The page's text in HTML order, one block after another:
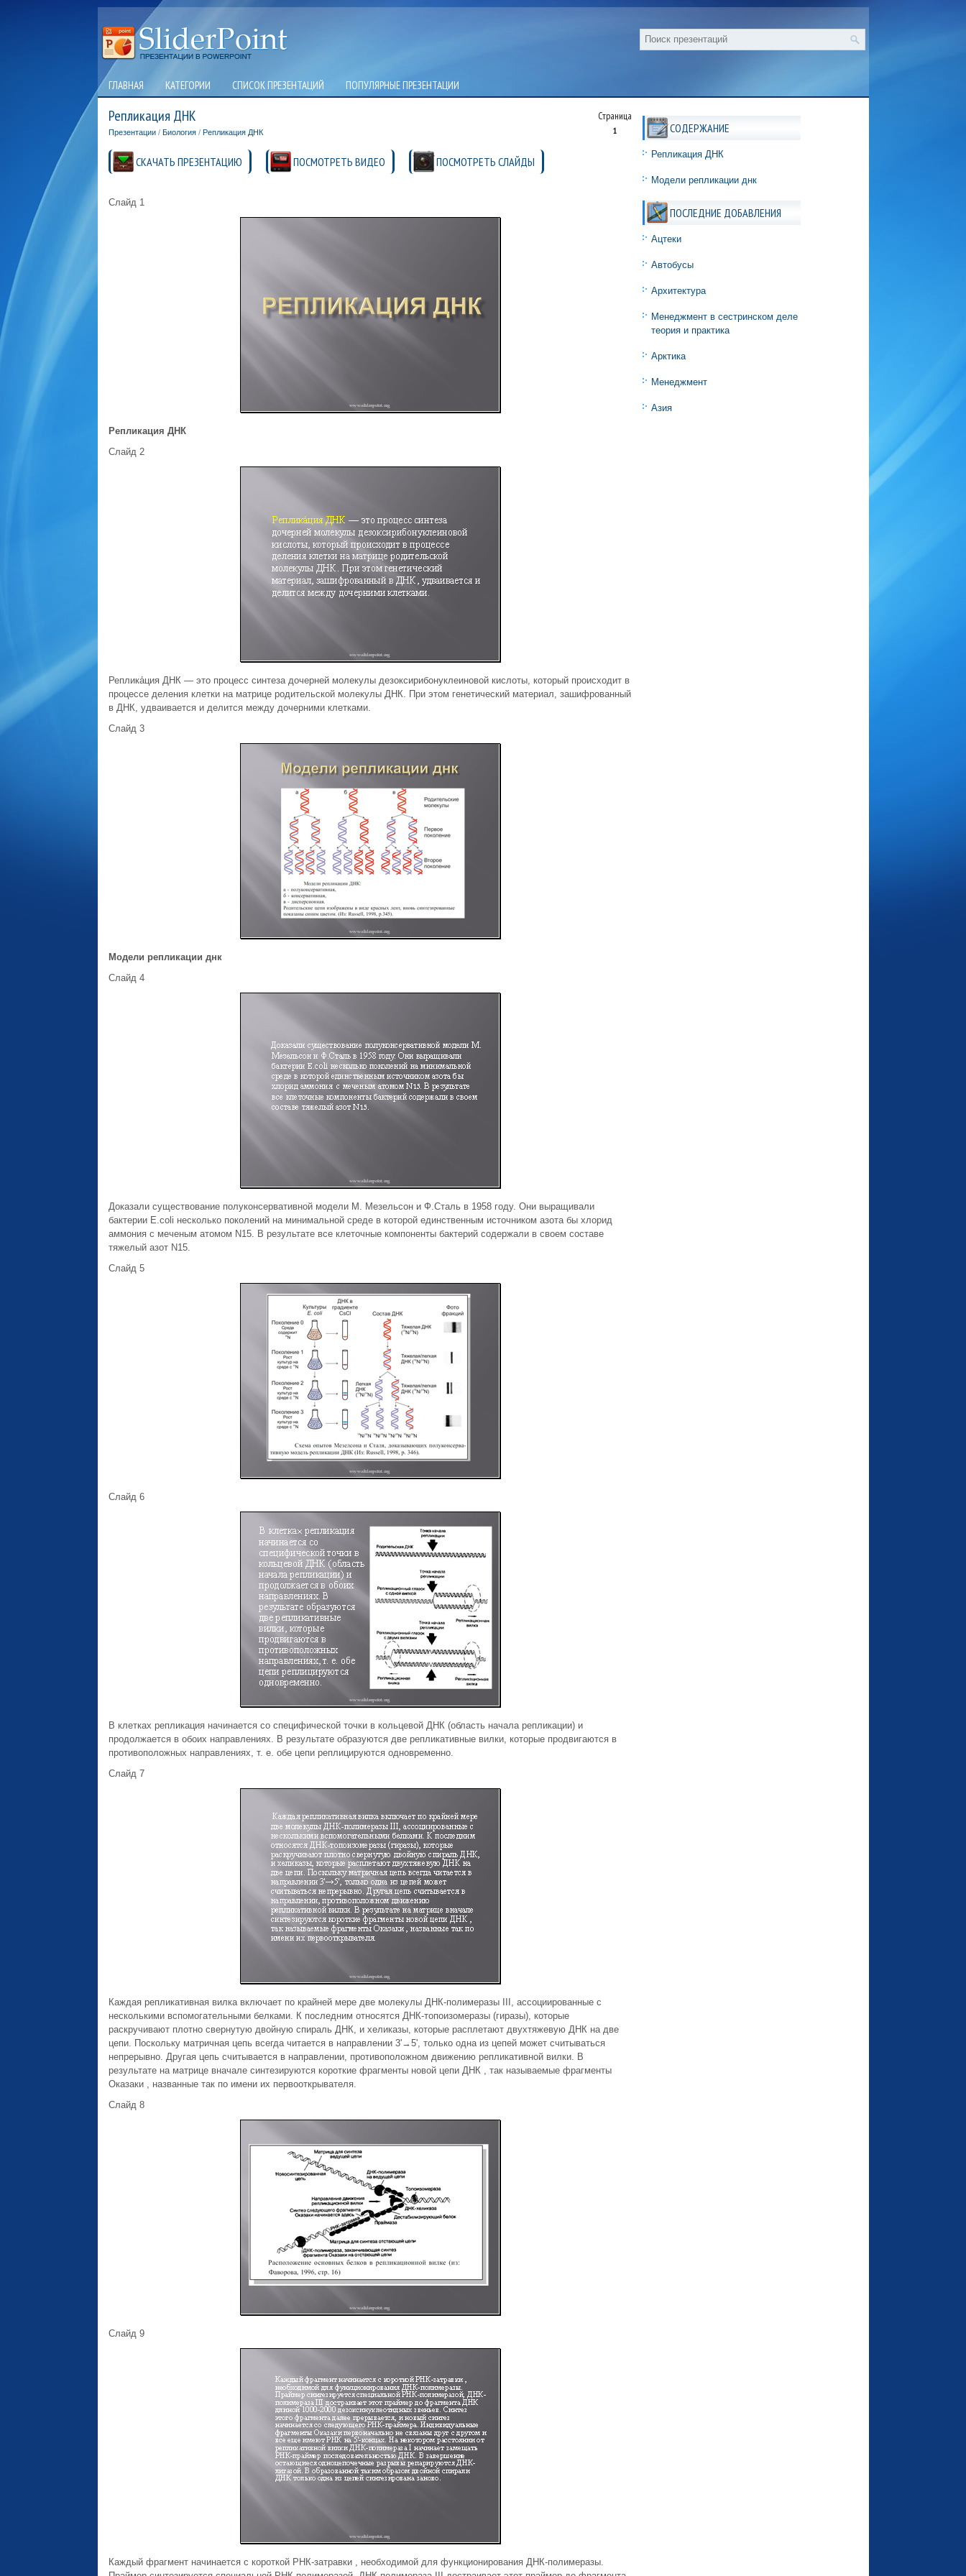
ГЛАВНАЯ КАТЕГОРИИ СПИСОК ПРЕЗЕНТАЦИЙ ПОПУЛЯРНЫЕ ПРЕЗЕНТАЦИИ
Репликация ДНК Страница
1
Презентации/ Биология/ Репликация ДНК
СКАЧАТЬ ПРЕЗЕНТАЦИЮ ПОСМОТРЕТЬ ВИДЕО ПОСМОТРЕТЬ СЛАЙДЫ
Слайд 1
Репликация ДНК
Слайд 2
Реплика́ция ДНК — это процесс синтеза дочерней молекулы дезоксирибонуклеиновой кислоты, который происходит в
процессе деления клетки на матрице родительской молекулы ДНК. При этом генетический материал, зашифрованный
в ДНК, удваивается и делится между дочерними клетками.
Слайд 3
Модели репликации днк
Слайд 4
Доказали существование полуконсервативной модели М. Мезельсон и Ф.Сталь в 1958 году. Они выращивали
бактерии E.coli несколько поколений на минимальной среде в которой единственным источником азота бы хлорид
аммония с меченым атомом N15. В результате все клеточные компоненты бактерий содержали в своем составе
тяжелый азот N15.
Слайд 5
Слайд 6
В клеткаx репликация начинается со специфической точки в кольцевой ДНК (область начала репликации) и
продолжается в обоих направлениях. В результате образуются две репликативные вилки, которые продвигаются в
противоположных направлениях, т. е. обе цепи реплицируются одновременно.
Слайд 7
Каждая репликативная вилка включает по крайней мере две молекулы ДНК-полимеразы III, ассоциированные с
несколькими вспомогательными белками. К последним относятся ДНК-топоизомеразы (гиразы), которые
раскручивают плотно свернутую двойную спираль ДНК, и хеликазы, которые расплетают двухтяжевую ДНК на две
цепи. Поскольку матричная цепь всегда читается в направлении 3'→5', только одна из цепей может считываться
непрерывно. Другая цепь считывается в направлении, противоположном движению репликативной вилки. В
результате на матрице вначале синтезируются короткие фрагменты новой цепи ДНК , так называемые фрагменты
Оказаки , названные так по имени их первооткрывателя.
Слайд 8
Слайд 9
Каждый фрагмент начинается с короткой РНК-затравки , необходимой для функционирования ДНК-полимеразы.
СОДЕРЖАНИЕ
Репликация ДНК
Модели репликации днк
ПОСЛЕДНИЕ ДОБАВЛЕНИЯ
Ацтеки
Автобусы
Архитектура
Менеджмент в сестринском деле
теория и практика
Арктика
Менеджмент
Азия